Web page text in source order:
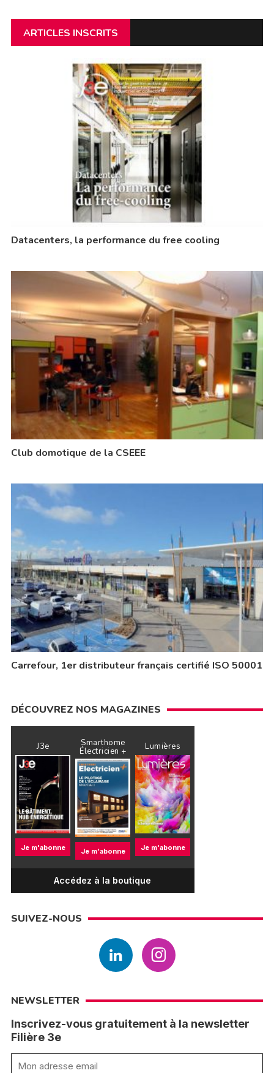
ARTICLES INSCRITS
Datacenters, la performance du free cooling
Club domotique de la CSEEE
Carrefour, 1er distributeur français certifié ISO 50001
DÉCOUVREZ NOS MAGAZINES
J3e
Je m'abonne
Smarthome
Électricien +
Je m'abonne
Lumières
Je m'abonne
Accédez à la boutique
SUIVEZ-NOUS
NEWSLETTER
Inscrivez-vous gratuitement à la newsletter
Filière 3e